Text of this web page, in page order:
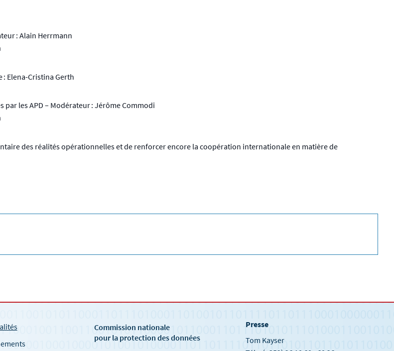
: Alain Herrmann
: Elena-Cristina Gerth
les APD – Modérateur : Jérôme Commodi
des réalités opérationnelles et de renforcer encore la coopération internationale en matière de
Commission nationale
pour la protection des données
Presse
Tom Kayser